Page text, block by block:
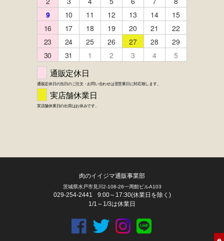
肉のイイジマ通販事業部
茨城県水戸市見川2-108-26一周館ビルA103
029-254-2441
9:00～17:30(休業日を除く)
1/1～1/3は休業日